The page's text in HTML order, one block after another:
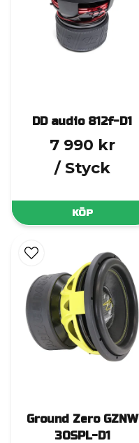
DD audio 812f-D1
7 990 kr
/ Styck
KÖP
Ground Zero GZNW
30SPL-D1